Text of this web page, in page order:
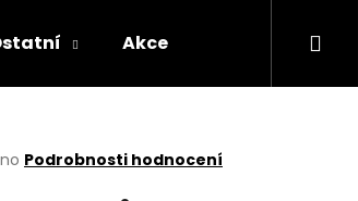
Akce
Podrobnosti hodnocení